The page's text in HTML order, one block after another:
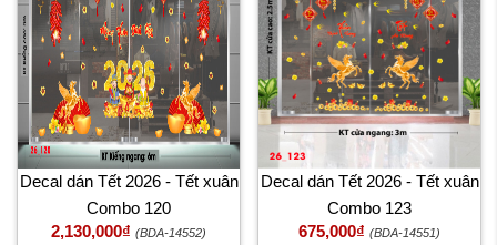
Decal dán Tết 2026 - Tết xuân
Combo 120
2,130,000₫ (BDA-14552)
Decal dán Tết 2026 - Tết xuân
Combo 123
675,000₫ (BDA-14551)